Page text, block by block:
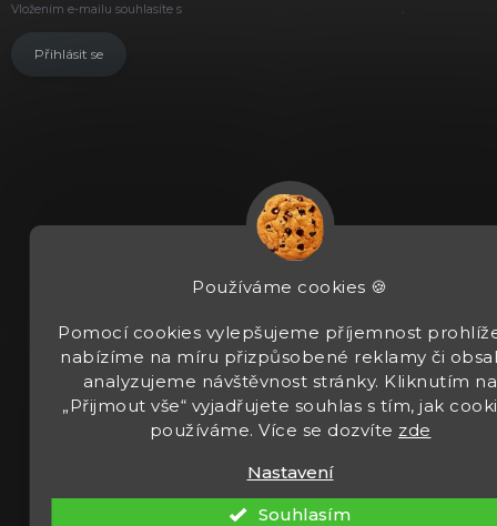
Používáme cookies 🍪
Pomocí cookies vylepšujeme příjemnost
nabízíme na míru přizpůsobené reklamy či
analyzujeme návštěvnost stránky. Kliknutím na
„Přijmout vše“ vyjadřujete souhlas s tím, jak
používáme. Více se dozvíte zde
Nastavení
Souhlasím
Vložením e-mailu souhlasíte s .
Přihlásit se